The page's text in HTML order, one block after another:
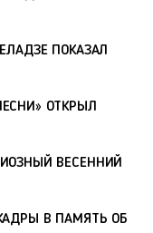
ПОКАЗАЛ
ОТКРЫЛ
ВЕСЕННИЙ
В ПАМЯТЬ ОБ